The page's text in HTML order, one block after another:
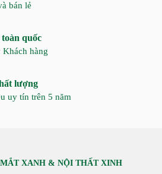
bán lẻ
quốc
hàng
lượng
uy tín trên 5 năm
XANH & NỘI THẤT XINH